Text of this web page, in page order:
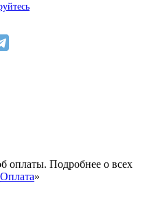
оплаты. Подробнее о всех
Оплата»